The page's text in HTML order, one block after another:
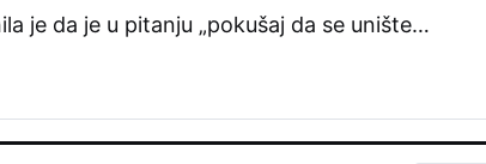
je da je u pitanju „pokušaj da se unište…